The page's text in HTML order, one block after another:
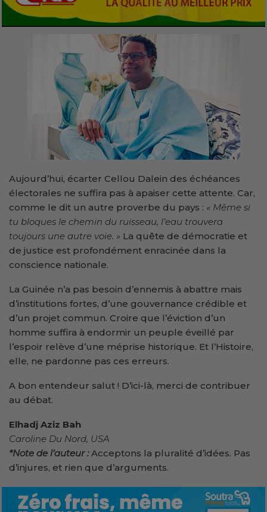
Aujourd’hui, écarter Cellou Dalein des échéances
électorales ne suffira pas à apaiser cette attente. Car,
comme le dit un autre proverbe du pays : « Même si
tu bloques le chemin du ruisseau, l’eau trouvera
toujours une autre voie. » La quête de démocratie et
de justice est profondément enracinée dans la
conscience nationale.
La Guinée n’a pas besoin d’ennemis à abattre mais
d’institutions fortes, d’une gouvernance crédible et
d’un projet commun. Croire que l’éviction d’un
homme suffira à endormir un peuple éveillé par
l’espoir relève d’une méprise historique. Et l’Histoire,
elle, ne pardonne pas ces erreurs.
A bon entendeur salut ! D’ici-là, merci de contribuer
au débat.
Elhadj Aziz Bah
Caroline Du Nord, USA
*Note de l’auteur :Acceptons la pluralité d’idées. Pas
d’injures, et rien que d’arguments.